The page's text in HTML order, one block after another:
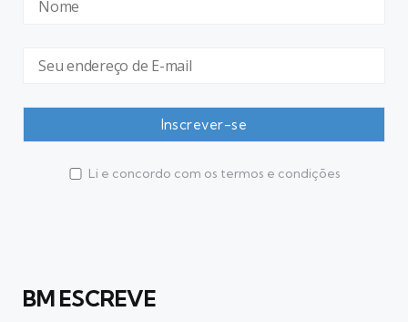
Li e concordo com os termos e condições
BM ESCREVE